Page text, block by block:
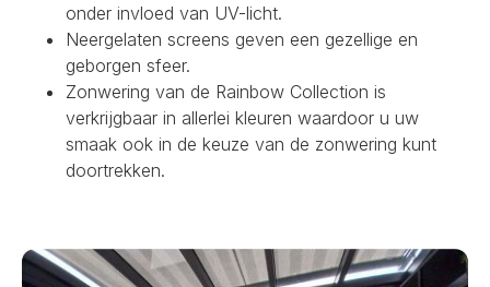
onder invloed van UV-licht.
Neergelaten screens geven een gezellige en
geborgen sfeer.
Zonwering van de Rainbow Collection is
verkrijgbaar in allerlei kleuren waardoor u uw
smaak ook in de keuze van de zonwering kunt
doortrekken.